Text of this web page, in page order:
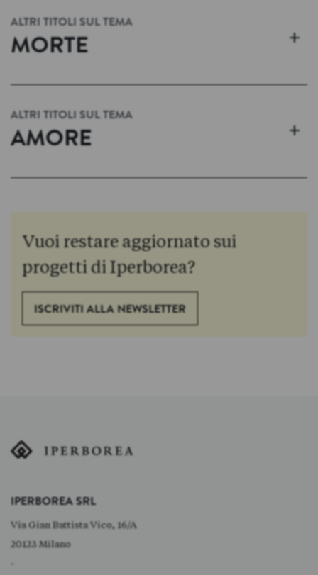
ALTRI TITOLI SUL TEMA
MORTE +
ALTRI TITOLI SUL TEMA
AMORE +
Vuoi restare aggiornato sui
progetti di Iperborea?
ISCRIVITI ALLA NEWSLETTER
IPERBOREA SRL
Via Gian Battista Vico, 16/A
20123 Milano
-